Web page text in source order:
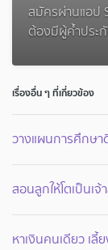
สมัครผ่านแอป
ต้องมีผู้ค้ำประ
เรื่องอื่น ๆ ที่เกี่ยวข้อง
วางแผนการศึกษ
สอนลูกให้โตเป็นเจ้
หาเงินคนเดียว เลี้